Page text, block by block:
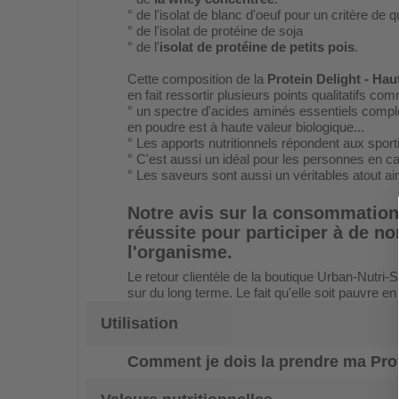
° de l'isolat de blanc d'oeuf pour un critère de
° de l'isolat de protéine de soja
° de l'isolat de protéine de petits pois.
Cette composition de la Protein Delight -
en fait ressortir plusieurs points qualitatifs
° un spectre d'acides aminés essentiels
en poudre est à haute valeur biologique...
° Les apports nutritionnels répondent aux
° C'est aussi un idéal pour les personnes en
° Les saveurs sont aussi un véritables atout
Notre avis sur la consommation
réussite pour participer à de
l'organisme.
Le retour clientèle de la boutique Urban-
sur du long terme. Le fait qu'elle soit pauvre
Utilisation
Comment je dois la prendre ma